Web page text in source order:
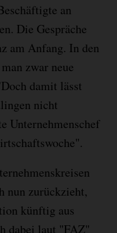
an
Die Gespräche
am Anfang. In den
zwar neue
damit lässt
nicht
Unternehmenschef
nun zurückzieht,
künftig aus
dabei laut "FAZ"